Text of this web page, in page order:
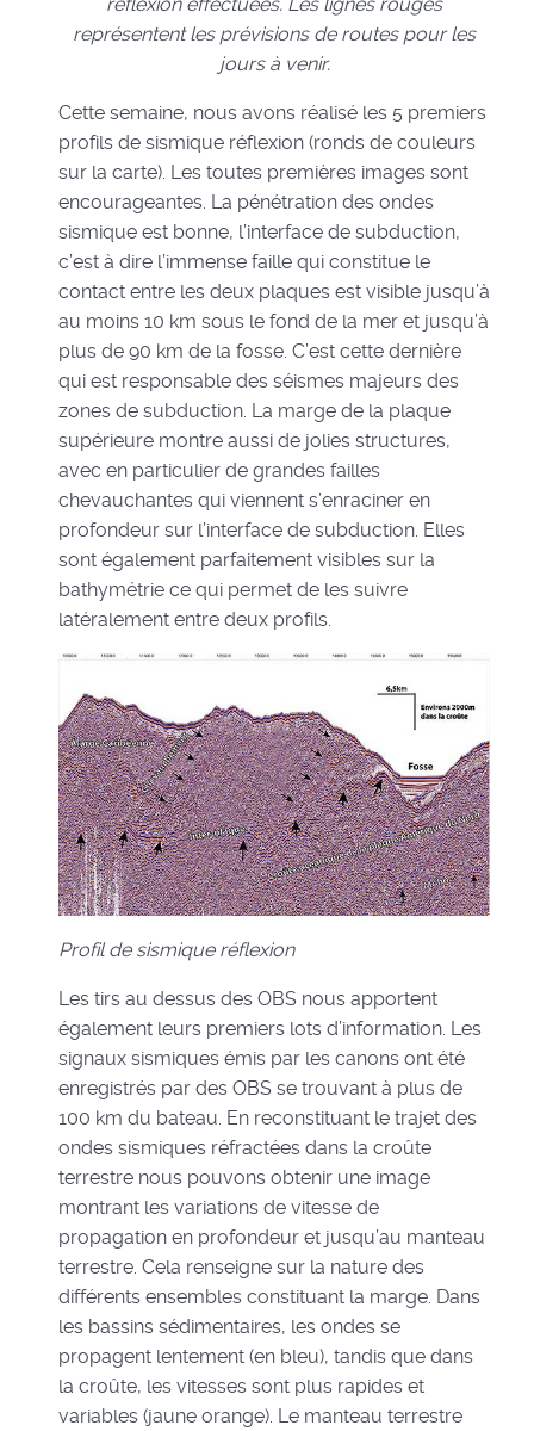
représentent les prévisions de routes pour les
jours à venir.
Cette semaine, nous avons réalisé les 5 premiers
profils de sismique réflexion (ronds de couleurs
sur la carte). Les toutes premières images sont
encourageantes. La pénétration des ondes
sismique est bonne, l’interface de subduction,
c’est à dire l’immense faille qui constitue le
contact entre les deux plaques est visible jusqu’à
au moins 10 km sous le fond de la mer et jusqu’à
plus de 90 km de la fosse. C’est cette dernière
qui est responsable des séismes majeurs des
zones de subduction. La marge de la plaque
supérieure montre aussi de jolies structures,
avec en particulier de grandes failles
chevauchantes qui viennent s’enraciner en
profondeur sur l’interface de subduction. Elles
sont également parfaitement visibles sur la
bathymétrie ce qui permet de les suivre
latéralement entre deux profils.
Profil de sismique réflexion
Les tirs au dessus des OBS nous apportent
également leurs premiers lots d’information. Les
signaux sismiques émis par les canons ont été
enregistrés par des OBS se trouvant à plus de
100 km du bateau. En reconstituant le trajet des
ondes sismiques réfractées dans la croûte
terrestre nous pouvons obtenir une image
montrant les variations de vitesse de
propagation en profondeur et jusqu’au manteau
terrestre. Cela renseigne sur la nature des
différents ensembles constituant la marge. Dans
les bassins sédimentaires, les ondes se
propagent lentement (en bleu), tandis que dans
la croûte, les vitesses sont plus rapides et
variables (jaune orange). Le manteau terrestre